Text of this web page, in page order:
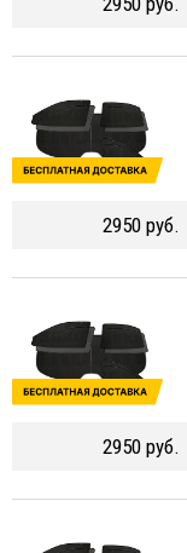
2950 руб.
2950 руб.